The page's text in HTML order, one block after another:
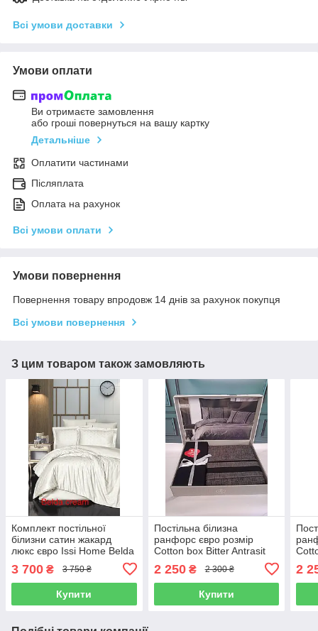
Всі умови доставки
Умови оплати
Ви отримаєте замовлення
або гроші повернуться на вашу картку
Детальніше
Оплатити частинами
Післяплата
Оплата на рахунок
Всі умови оплати
Умови повернення
Повернення товару впродовж 14 днів за рахунок покупця
Всі умови повернення
З цим товаром також замовляють
Комплект постільної
білизни сатин жакард
люкс євро Issi Home Belda
3 700 ₴ 3 750 ₴
Купити
Постільна білизна
ранфорс євро розмір
Cotton box Bitter Antrasit
2 250₴ 2 300 ₴
Купити
2